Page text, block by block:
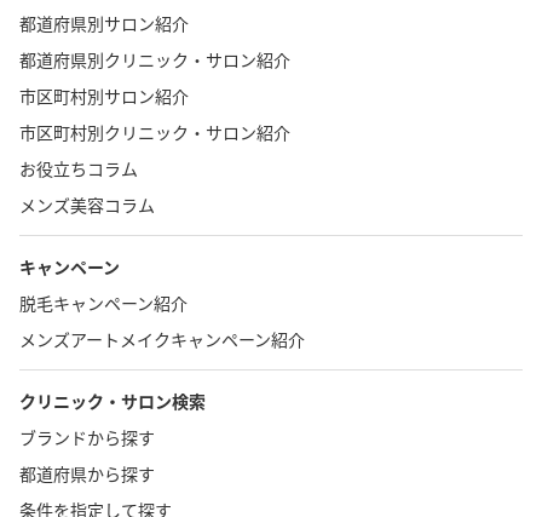
都道府県別サロン紹介
都道府県別クリニック・サロン紹介
市区町村別サロン紹介
市区町村別クリニック・サロン紹介
お役立ちコラム
メンズ美容コラム
キャンペーン
脱毛キャンペーン紹介
メンズアートメイクキャンペーン紹介
クリニック・サロン検索
ブランドから探す
都道府県から探す
条件を指定して探す